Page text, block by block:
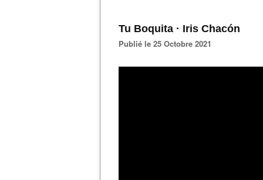
Tu Boquita · Iris Chacón
Publié le 25 Octobre 2021